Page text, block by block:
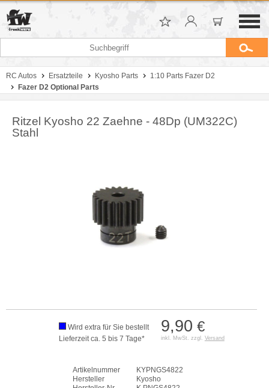
RC Autos Ersatzteile Kyosho Parts
1:10 Parts Fazer D2
Fazer D2 Optional Parts
Ritzel Kyosho 22 Zaehne - 48Dp (UM322C)
Stahl
9,90 €
inkl. MwSt. zzgl. Versand
Wird extra für Sie bestellt
Lieferzeit ca. 5 bis 7 Tage*
Artikelnummer
KYPNGS4822
Hersteller
Kyosho